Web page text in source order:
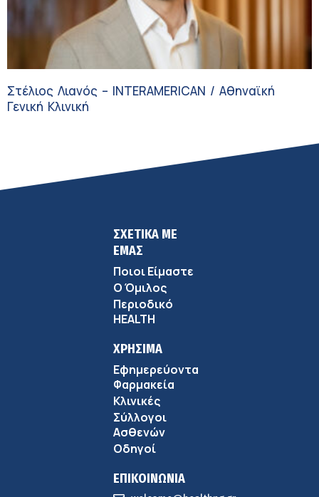
Στέλιος Λιανός – INTERAMERICAN / Αθηναϊκή
Γενική Κλινική
ΣΧΕΤΙΚΑ ΜΕ
ΕΜΑΣ
Ποιοι Είμαστε
Ο Όμιλος
Περιοδικό
HEALTH
ΧΡΗΣΙΜΑ
Εφημερεύοντα
Φαρμακεία
Κλινικές
Σύλλογοι
Ασθενών
Οδηγοί
ΕΠΙΚΟΙΝΩΝΙΑ